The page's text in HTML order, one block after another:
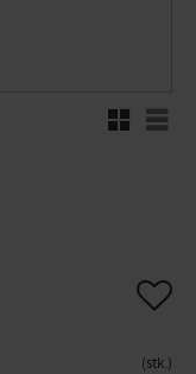
RutenettListe
stk.
Gem